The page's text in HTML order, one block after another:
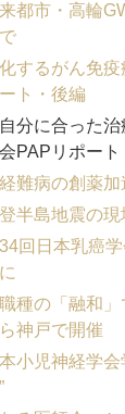
都市・高輪
するがん免
ト・後編
自分に合った
PAPリポート
難病の創薬
半島地震の
回日本乳癌
種の「融和
神戸で開催
小児神経学